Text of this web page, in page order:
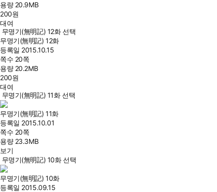
용량 20.9MB
200원
대여
무명기(無明記) 12화 선택
무명기(無明記) 12화
등록일 2015.10.15
쪽수 20쪽
용량 20.2MB
200원
대여
무명기(無明記) 11화 선택
무명기(無明記) 11화
등록일 2015.10.01
쪽수 20쪽
용량 23.3MB
보기
무명기(無明記) 10화 선택
무명기(無明記) 10화
등록일 2015.09.15